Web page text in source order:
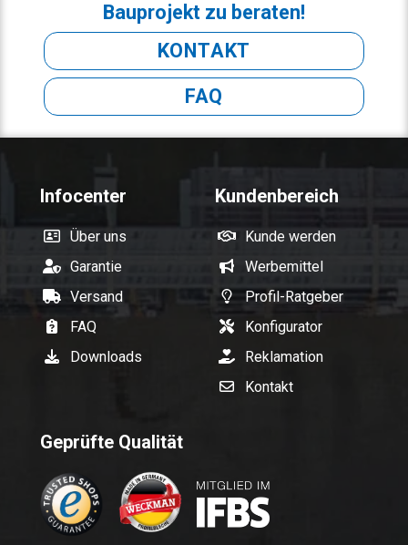
Bauprojekt zu beraten!
KONTAKT
FAQ
Infocenter
Über uns
Garantie
Versand
FAQ
Downloads
Kundenbereich
Kunde werden
Werbemittel
Profil-Ratgeber
Konfigurator
Reklamation
Kontakt
Geprüfte Qualität